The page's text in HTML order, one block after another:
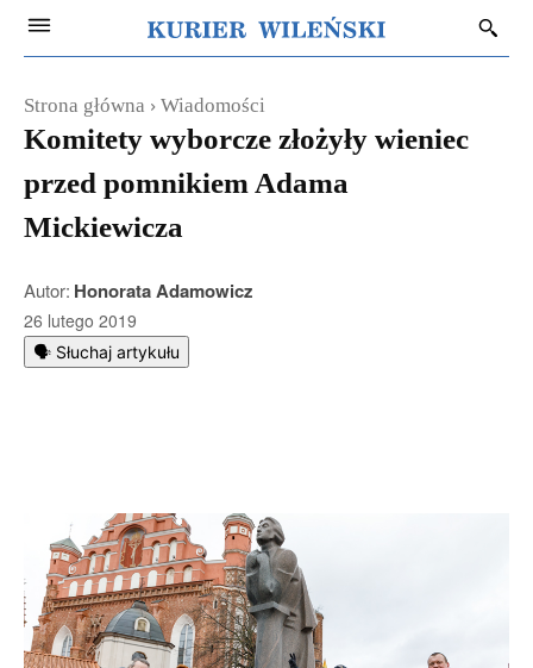
Strona główna Wiadomości
Komitety wyborcze złożyły wieniec
przed pomnikiem Adama
Mickiewicza
Autor: Honorata Adamowicz
26 lutego 2019
🗣️ Słuchaj artykułu